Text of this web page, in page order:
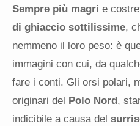
Sempre più magri e
di ghiaccio sottilissime,
nemmeno il loro peso: è
immagini con cui, da
fare i conti. Gli orsi polari,
originari del Polo Nord,
indicibile a causa del